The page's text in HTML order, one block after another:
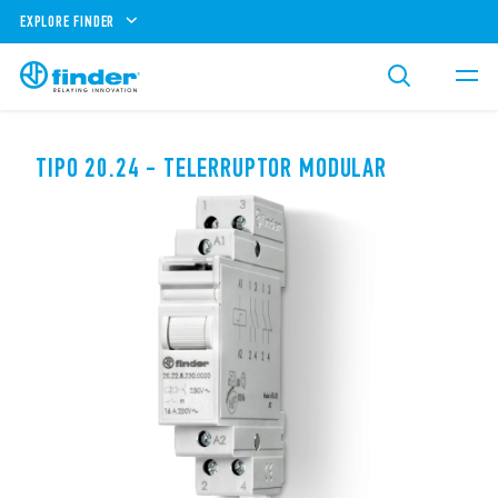
EXPLORE FINDER
TIPO 20.24 - TELERRUPTOR MODULAR